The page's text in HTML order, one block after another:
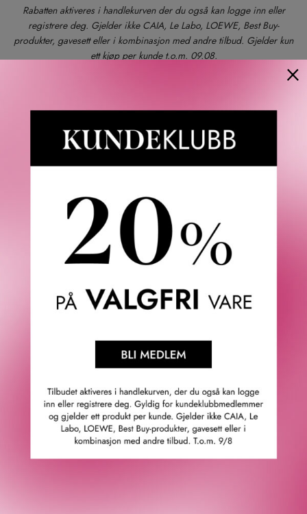
Rabatten aktiveres i handlekurven der du også kan logge inn eller
registrere deg. Gjelder ikke CAIA, Le Labo, LOEWE, Best Buy-
produkter, gavesett eller i kombinasjon med andre tilbud. Gjelder kun
ett kjøp per kunde t.o.m. 09.08.
Gratis frakt
Rask levering
BESKRIVELSE OMTALER SPØRSMÅL & SVAR
den ideelle kremen for å bekjempe skadelige effekter av
miljørelaterte belastninger. Denne kremen er rik på
nærende egenskape. Produktet reparerer skadet hud,
lindrer hudirritasjoner, gir huden fuktighet og etterlater den
Réparatrice huden øyeblikkelig lindring. Den er sikker i
bruk for hele familien (med unntak av barn under tre år).
GTIN: 3473311218001
Leverandørs artikkelnummer: 121800
×